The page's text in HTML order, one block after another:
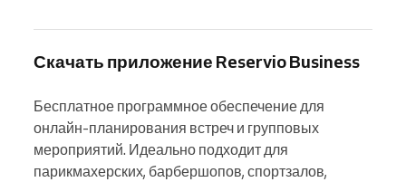
Скачать приложение Reservio Business
Бесплатное программное обеспечение для
онлайн-планирования встреч и групповых
мероприятий. Идеально подходит для
парикмахерских, барбершопов, спортзалов,